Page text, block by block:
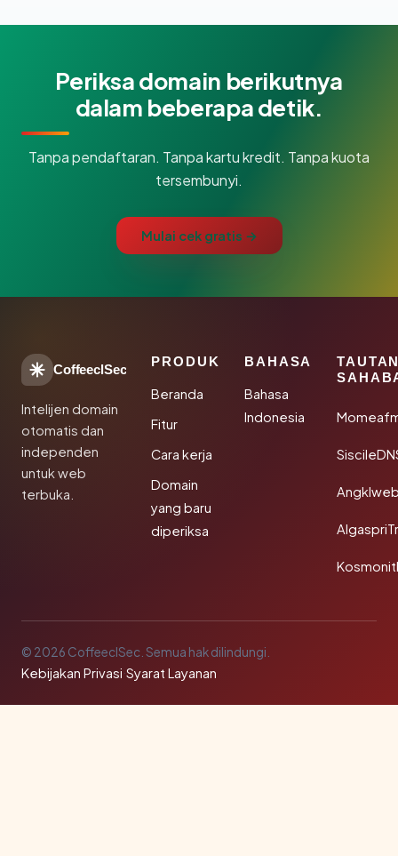
Periksa domain berikutnya
dalam beberapa detik.
Tanpa pendaftaran. Tanpa kartu kredit. Tanpa kuota
tersembunyi.
Mulai cek gratis →
CoffeeclSec
Intelijen domain
otomatis dan
independen
untuk web
terbuka.
PRODUK
Beranda
Fitur
Cara kerja
Domain
yang baru
diperiksa
BAHASA
Bahasa
Indonesia
© 2026 CoffeeclSec. Semua hak dilindungi.
Kebijakan Privasi·Syarat Layanan